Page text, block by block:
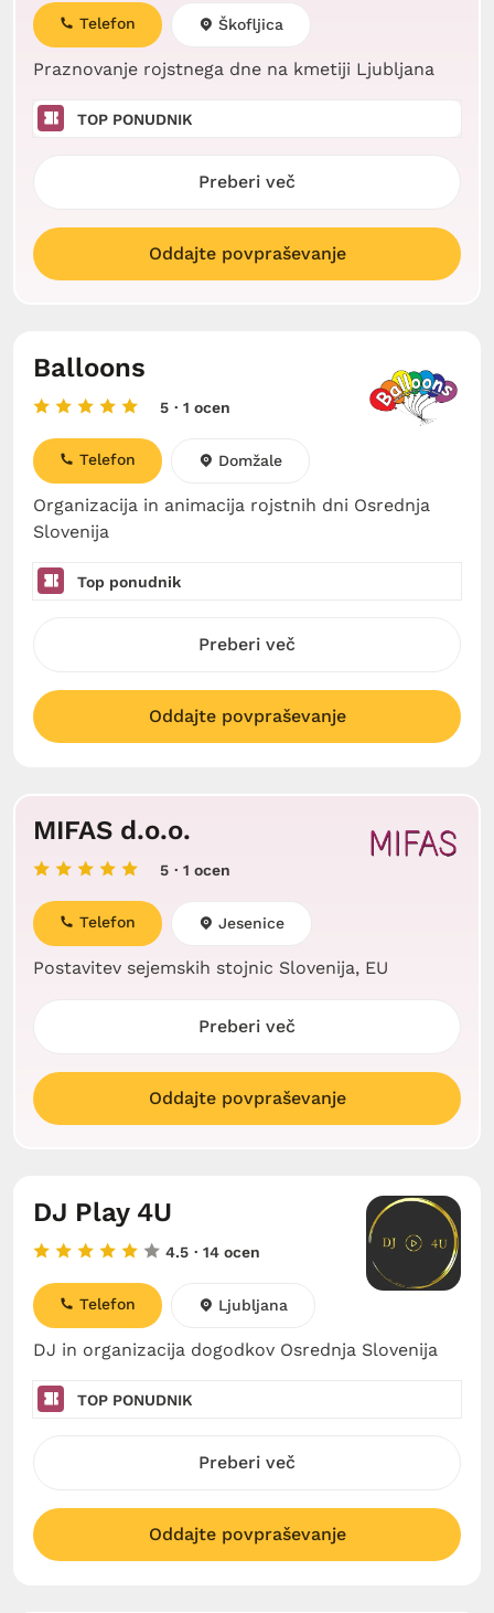
Praznovanje rojstnega dne na kmetiji Ljubljana
Telefon Škofljica
TOP PONUDNIK
Preberi več
Oddajte povpraševanje
Balloons
5 · 1 ocen
Organizacija in animacija rojstnih dni Osrednja
Slovenija
Telefon Domžale
Top ponudnik
Preberi več
Oddajte povpraševanje
MIFAS d.o.o.
5 · 1 ocen
Postavitev sejemskih stojnic Slovenija, EU
Telefon Jesenice
Preberi več
Oddajte povpraševanje
DJ Play 4U
4.5 · 14 ocen
DJ in organizacija dogodkov Osrednja Slovenija
Telefon Ljubljana
TOP PONUDNIK
Preberi več
Oddajte povpraševanje